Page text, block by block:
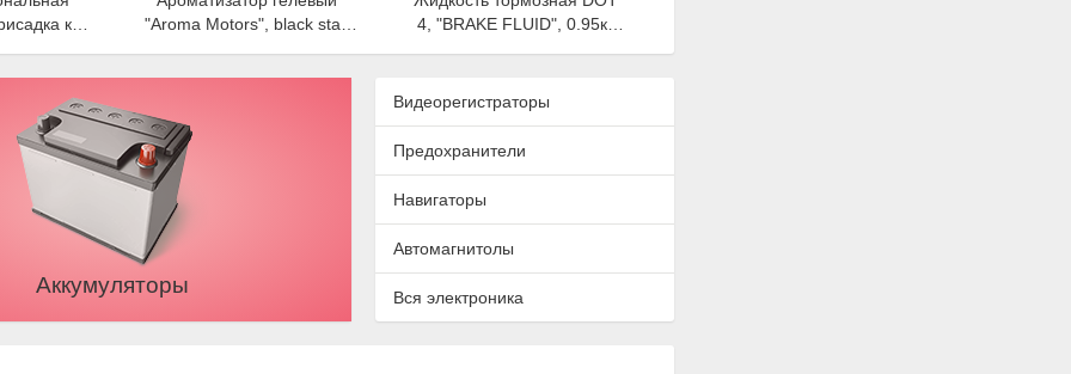
к
"Aroma Motors", black star,
4, "BRAKE FLUID", 0.95кг,
Suprotec 122899
Аккумуляторы
Видеорегистраторы
Предохранители
Навигаторы
Автомагнитолы
Вся электроника